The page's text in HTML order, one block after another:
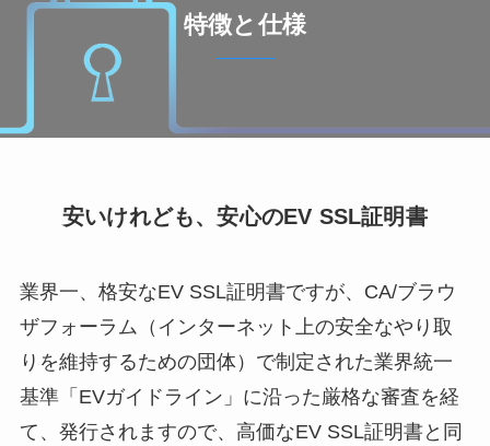
特徴と仕様
安いけれども、安心のEV SSL証明書
業界一、格安なEV SSL証明書ですが、CA/ブラウ
ザフォーラム（インターネット上の安全なやり取
りを維持するための団体）で制定された業界統一
基準「EVガイドライン」に沿った厳格な審査を経
て、発行されますので、高価なEV SSL証明書と同